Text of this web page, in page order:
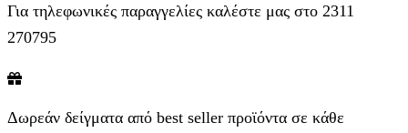
Για τηλεφωνικές παραγγελίες καλέστε μας στο 2311
270795
Δωρεάν δείγματα από best seller προϊόντα σε κάθε